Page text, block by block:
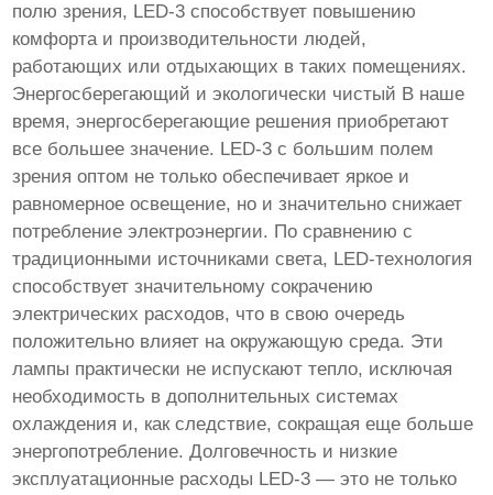
полю зрения, LED-3 способствует повышению
комфорта и производительности людей,
работающих или отдыхающих в таких помещениях.
Энергосберегающий и экологически чистый В наше
время, энергосберегающие решения приобретают
все большее значение. LED-3 с большим полем
зрения оптом не только обеспечивает яркое и
равномерное освещение, но и значительно снижает
потребление электроэнергии. По сравнению с
традиционными источниками света, LED-технология
способствует значительному сокрачению
электрических расходов, что в свою очередь
положительно влияет на окружающую среда. Эти
лампы практически не испускают тепло, исключая
необходимость в дополнительных системах
охлаждения и, как следствие, сокращая еще больше
энергопотребление. Долговечность и низкие
эксплуатационные расходы LED-3 — это не только